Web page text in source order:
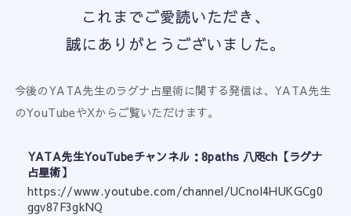
これまでご愛読いただき、
誠にありがとうございました。
今後のYATA先生のラグナ占星術に関する発信は、YATA先生
のYouTubeやXからご覧いただけます。
YATA先生YouTubeチャンネル：8paths 八咫ch【ラグナ
占星術】
https://www.youtube.com/channel/UCnol4HUKGCg0
ggv87F3gkNQ